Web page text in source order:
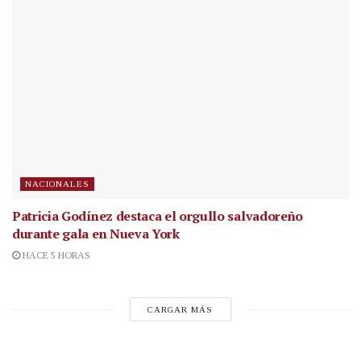
NACIONALES
Patricia Godínez destaca el orgullo salvadoreño
durante gala en Nueva York
HACE 5 HORAS
CARGAR MÁS